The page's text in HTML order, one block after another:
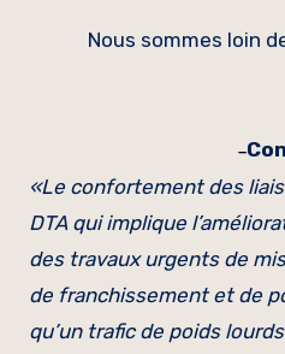
Nous sommes loin
–
«Le confortement des
DTA qui implique
des travaux urgents de
de franchissement et de
qu’un trafic de poids